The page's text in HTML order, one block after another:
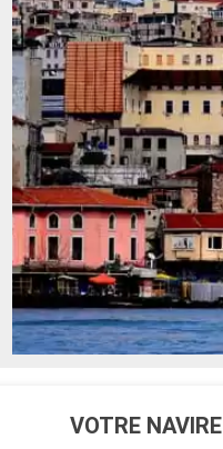
VOTRE NAVIRE